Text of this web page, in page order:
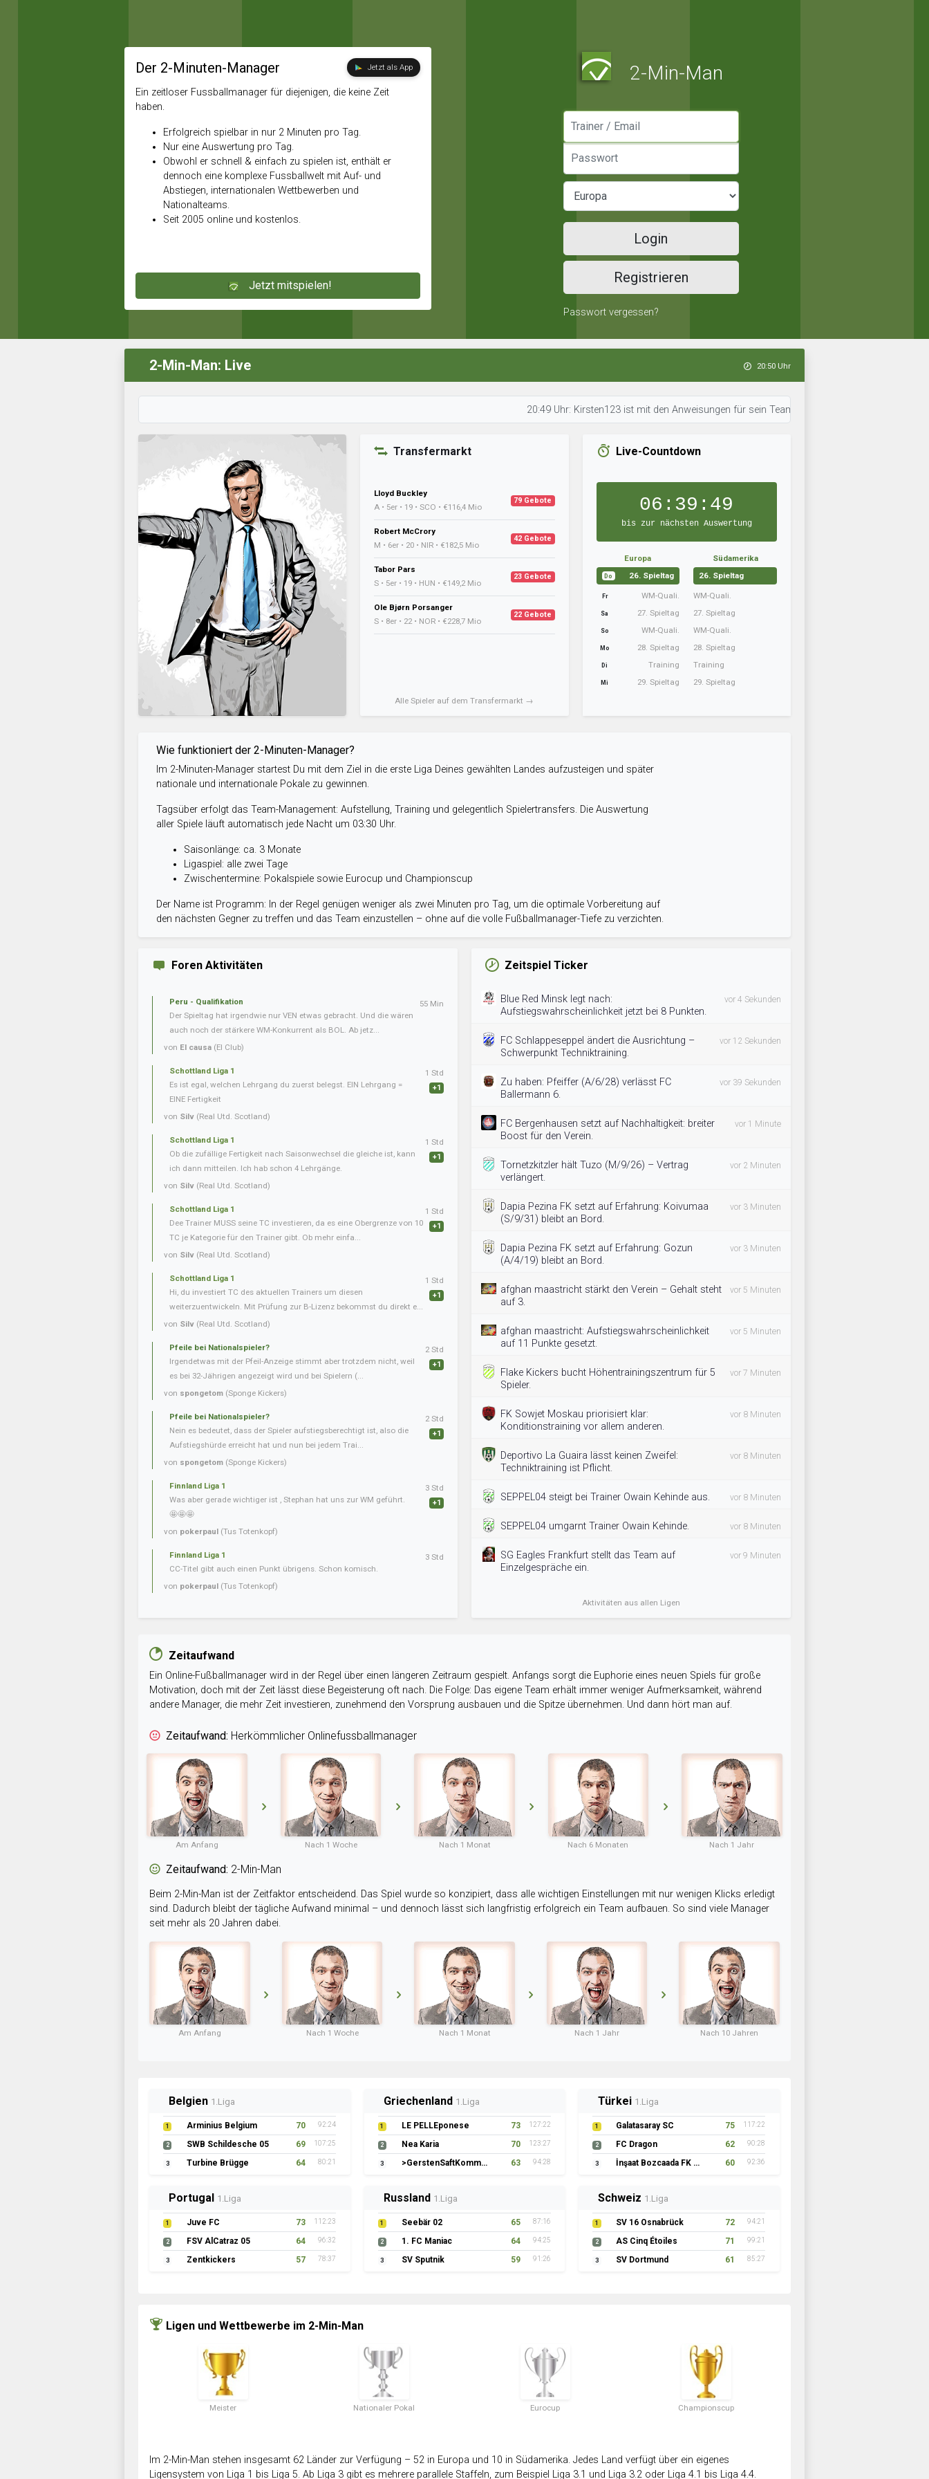
Der 2-Minuten-Manager Jetzt als App
Ein zeitloser Fussballmanager für diejenigen, die keine Zeit
haben.
Erfolgreich spielbar in nur 2 Minuten pro Tag.
Nur eine Auswertung pro Tag.
Obwohl er schnell & einfach zu spielen ist, enthält er
dennoch eine komplexe Fussballwelt mit Auf- und
Abstiegen, internationalen Wettbewerben und
Nationalteams.
Seit 2005 online und kostenlos.
Jetzt mitspielen!
2-Min-Man
Login
Registrieren
Passwort vergessen?
2-Min-Man: Live 20:50 Uhr
20:49 Uhr: Kirsten123 ist mit den Anweisungen für sein Team durch. • 20:48 Uhr: FC Ballermann 6
Transfermarkt
Lloyd Buckley
A • 5er • 19 • SCO • €116,4 Mio
79 Gebote
Robert McCrory
M • 6er • 20 • NIR • €182,5 Mio
42 Gebote
Tabor Pars
S • 5er • 19 • HUN • €149,2 Mio
23 Gebote
Ole Bjørn Porsanger
S • 8er • 22 • NOR • €228,7 Mio
22 Gebote
Alle Spieler auf dem Transfermarkt →
Live-Countdown
06:39:48
bis zur nächsten Auswertung
Europa
Do 26. Spieltag
Fr WM-Quali.
Sa 27. Spieltag
So WM-Quali.
Mo 28. Spieltag
Di Training
Mi 29. Spieltag
Südamerika
26. Spieltag
WM-Quali.
27. Spieltag
WM-Quali.
28. Spieltag
Training
29. Spieltag
Wie funktioniert der 2-Minuten-Manager?
Im 2-Minuten-Manager startest Du mit dem Ziel in die erste Liga Deines gewählten Landes aufzusteigen und später
nationale und internationale Pokale zu gewinnen.
Tagsüber erfolgt das Team-Management: Aufstellung, Training und gelegentlich Spielertransfers. Die Auswertung
aller Spiele läuft automatisch jede Nacht um 03:30 Uhr.
Saisonlänge: ca. 3 Monate
Ligaspiel: alle zwei Tage
Zwischentermine: Pokalspiele sowie Eurocup und Championscup
Der Name ist Programm: In der Regel genügen weniger als zwei Minuten pro Tag, um die optimale Vorbereitung auf
den nächsten Gegner zu treffen und das Team einzustellen – ohne auf die volle Fußballmanager-Tiefe zu verzichten.
Foren Aktivitäten
Peru - Qualifikation
Der Spieltag hat irgendwie nur VEN etwas gebracht. Und die wären
auch noch der stärkere WM-Konkurrent als BOL. Ab jetz...
von El causa (El Club)
55 Min
Schottland Liga 1
Es ist egal, welchen Lehrgang du zuerst belegst. EIN Lehrgang =
EINE Fertigkeit
von Silv (Real Utd. Scotland)
1 Std
+1
Schottland Liga 1
Ob die zufällige Fertigkeit nach Saisonwechsel die gleiche ist, kann
ich dann mitteilen. Ich hab schon 4 Lehrgänge.
von Silv (Real Utd. Scotland)
1 Std
+1
Schottland Liga 1
Dee Trainer MUSS seine TC investieren, da es eine Obergrenze von 10
TC je Kategorie für den Trainer gibt. Ob mehr einfa...
von Silv (Real Utd. Scotland)
1 Std
+1
Schottland Liga 1
Hi, du investiert TC des aktuellen Trainers um diesen
weiterzuentwickeln. Mit Prüfung zur B-Lizenz bekommst du direkt e...
von Silv (Real Utd. Scotland)
1 Std
+1
Pfeile bei Nationalspieler?
Irgendetwas mit der Pfeil-Anzeige stimmt aber trotzdem nicht, weil
es bei 32-Jährigen angezeigt wird und bei Spielern (...
von spongetom (Sponge Kickers)
2 Std
+1
Pfeile bei Nationalspieler?
Nein es bedeutet, dass der Spieler aufstiegsberechtigt ist, also die
Aufstiegshürde erreicht hat und nun bei jedem Trai...
von spongetom (Sponge Kickers)
2 Std
+1
Finnland Liga 1
Was aber gerade wichtiger ist , Stephan hat uns zur WM geführt.
🤩🤩🤩
von pokerpaul (Tus Totenkopf)
3 Std
+1
Finnland Liga 1
CC-Titel gibt auch einen Punkt übrigens. Schon komisch.
von pokerpaul (Tus Totenkopf)
3 Std
Zeitspiel Ticker
Blue Red Minsk legt nach:
Aufstiegswahrscheinlichkeit jetzt bei 8 Punkten.
vor 4 Sekunden
FC Schlappeseppel ändert die Ausrichtung –
Schwerpunkt Techniktraining.
vor 12 Sekunden
Zu haben: Pfeiffer (A/6/28) verlässt FC
Ballermann 6.
vor 39 Sekunden
FC Bergenhausen setzt auf Nachhaltigkeit: breiter
Boost für den Verein.
vor 1 Minute
Tornetzkitzler hält Tuzo (M/9/26) – Vertrag
verlängert.
vor 2 Minuten
Dapia Pezina FK setzt auf Erfahrung: Koivumaa
(S/9/31) bleibt an Bord.
vor 3 Minuten
Dapia Pezina FK setzt auf Erfahrung: Gozun
(A/4/19) bleibt an Bord.
vor 3 Minuten
afghan maastricht stärkt den Verein – Gehalt steht
auf 3.
vor 5 Minuten
afghan maastricht: Aufstiegswahrscheinlichkeit
auf 11 Punkte gesetzt.
vor 5 Minuten
Flake Kickers bucht Höhentrainingszentrum für 5
Spieler.
vor 7 Minuten
FK Sowjet Moskau priorisiert klar:
Konditionstraining vor allem anderen.
vor 8 Minuten
Deportivo La Guaira lässt keinen Zweifel:
Techniktraining ist Pflicht.
vor 8 Minuten
SEPPEL04 steigt bei Trainer Owain Kehinde aus. vor 8 Minuten
SEPPEL04 umgarnt Trainer Owain Kehinde. vor 8 Minuten
SG Eagles Frankfurt stellt das Team auf
Einzelgespräche ein.
vor 9 Minuten
Aktivitäten aus allen Ligen
Zeitaufwand
Ein Online-Fußballmanager wird in der Regel über einen längeren Zeitraum gespielt. Anfangs sorgt die Euphorie eines neuen Spiels für große
Motivation, doch mit der Zeit lässt diese Begeisterung oft nach. Die Folge: Das eigene Team erhält immer weniger Aufmerksamkeit, während
andere Manager, die mehr Zeit investieren, zunehmend den Vorsprung ausbauen und die Spitze übernehmen. Und dann hört man auf.
Zeitaufwand: Herkömmlicher Onlinefussballmanager
Am Anfang Nach 1 Woche Nach 1 Monat Nach 6 Monaten Nach 1 Jahr
Zeitaufwand: 2-Min-Man
Beim 2-Min-Man ist der Zeitfaktor entscheidend. Das Spiel wurde so konzipiert, dass alle wichtigen Einstellungen mit nur wenigen Klicks erledigt
sind. Dadurch bleibt der tägliche Aufwand minimal – und dennoch lässt sich langfristig erfolgreich ein Team aufbauen. So sind viele Manager
seit mehr als 20 Jahren dabei.
Am Anfang Nach 1 Woche Nach 1 Monat Nach 1 Jahr Nach 10 Jahren
Belgien 1.Liga
1 Arminius Belgium 70 92:24
2 SWB Schildesche 05 69 107:25
3 Turbine Brügge 64 80:21
Griechenland 1.Liga
1 LE PELLEponese 73 127:22
2 Nea Karia 70 123:27
3 >GerstenSaftKommando 63 94:28
Türkei 1.Liga
1 Galatasaray SC 75 117:22
2 FC Dragon 62 90:28
3 İnşaat Bozcaada FK 1957 60 92:36
Portugal 1.Liga
1 Juve FC 73 112:23
2 FSV AlCatraz 05 64 96:32
3 Zentkickers 57 78:37
Russland 1.Liga
1 Seebär 02 65 87:16
2 1. FC Maniac 64 94:25
3 SV Sputnik 59 91:26
Schweiz 1.Liga
1 SV 16 Osnabrück 72 94:21
2 AS Cinq Étoiles 71 99:21
3 SV Dortmund 61 85:27
Ligen und Wettbewerbe im 2-Min-Man
Meister Nationaler Pokal Eurocup Championscup
Im 2-Min-Man stehen insgesamt 62 Länder zur Verfügung – 52 in Europa und 10 in Südamerika. Jedes Land verfügt über ein eigenes
Ligensystem von Liga 1 bis Liga 5. Ab Liga 3 gibt es mehrere parallele Staffeln, zum Beispiel Liga 3.1 und Liga 3.2 oder Liga 4.1 bis Liga 4.4.